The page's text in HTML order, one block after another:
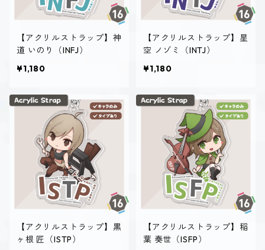
【アクリルストラップ】神
道 いのり（INFJ）
¥1,180
【アクリルストラップ】星
空 ノゾミ（INTJ）
¥1,180
【アクリルストラップ】黒
ヶ根 匠（ISTP）
【アクリルストラップ】稲
葉 奏世（ISFP）